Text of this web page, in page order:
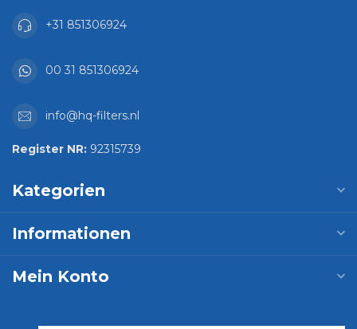
+31 851306924
00 31 851306924
info@hq-filters.nl
Register NR: 92315739
Kategorien
Informationen
Mein Konto